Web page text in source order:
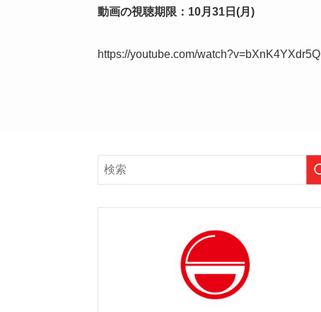
動画の視聴期限：10月31日(月)
https://youtube.com/watch?v=bXnK4YXdr5Q